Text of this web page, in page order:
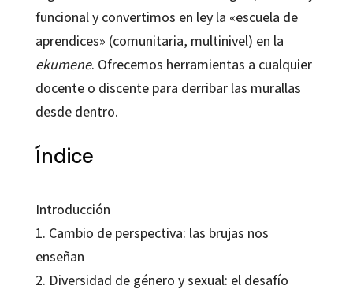
funcional y convertimos en ley la «escuela de
aprendices» (comunitaria, multinivel) en la
ekumene. Ofrecemos herramientas a cualquier
docente o discente para derribar las murallas
desde dentro.
Índice
Introducción
1. Cambio de perspectiva: las brujas nos
enseñan
2. Diversidad de género y sexual: el desafío